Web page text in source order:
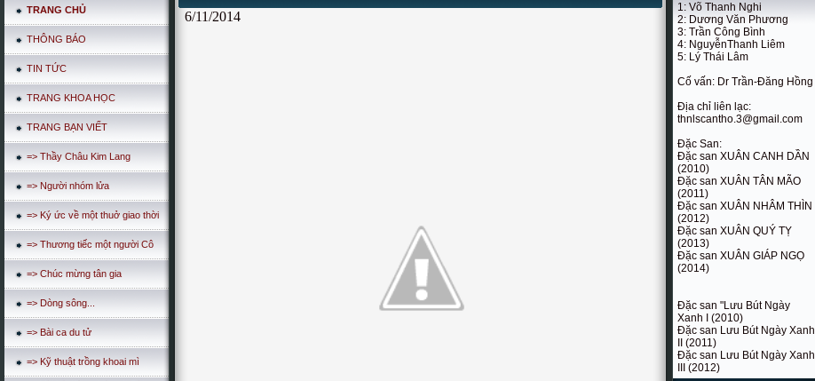
TRANG CHỦ
THÔNG BÁO
TIN TỨC
TRANG KHOA HỌC
TRANG BẠN VIẾT
=> Thầy Châu Kim Lang
=> Người nhóm lửa
=> Ký ức về một thuở giao thời
=> Thương tiếc một người Cô
=> Chúc mừng tân gia
=> Dòng sông...
=> Bài ca du tử
=> Kỹ thuật trồng khoai mì
6/11/2014
1: Võ Thanh Nghi
2: Dương Văn Phương
3: Trần Công Bình
4: NguyễnThanh Liêm
5: Lý Thái Lâm
Cố vấn: Dr Trần-Đăng Hồng
Địa chỉ liên lạc:
thnlscantho.3@gmail.com
Đặc San:
Đặc san XUÂN CANH DẦN
(2010)
Đặc san XUÂN TÂN MÃO
(2011)
Đặc san XUÂN NHÂM THÌN
(2012)
Đặc san XUÂN QUÝ TỴ
(2013)
Đặc san XUÂN GIÁP NGỌ
(2014)
Đặc san "Lưu Bút Ngày
Xanh I (2010)
Đặc san Lưu Bút Ngày Xanh
II (2011)
Đặc san Lưu Bút Ngày Xanh
III (2012)